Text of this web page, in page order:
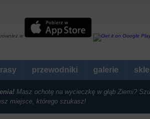
w
przewodniki galerie
Masz ochotę na wycieczkę w głąb Ziemi?
miejsce, którego szukasz!